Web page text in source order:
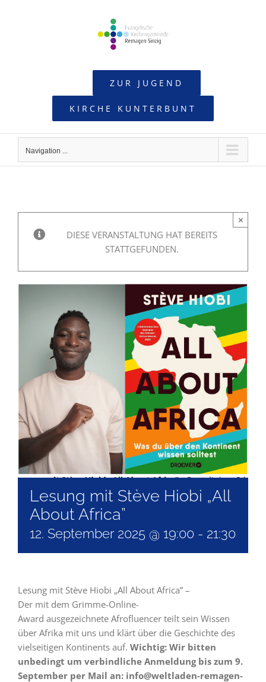
ZUR JUGEND
KIRCHE KUNTERBUNT
Navigation ...
DIESE VERANSTALTUNG HAT BEREITS
STATTGEFUNDEN.
×
Lesung mit Stève Hiobi „All
About Africa”
12. September 2025 @ 19:00 - 21:30
Lesung mit Stève Hiobi „All About Africa” –
Der mit dem Grimme-Online-
Award ausgezeichnete Afrofluencer teilt sein Wissen
über Afrika mit uns und klärt über die Geschichte des
vielseitigen Kontinents auf. Wichtig: Wir bitten
unbedingt um verbindliche Anmeldung bis zum 9.
September per Mail an: info@weltladen-remagen-